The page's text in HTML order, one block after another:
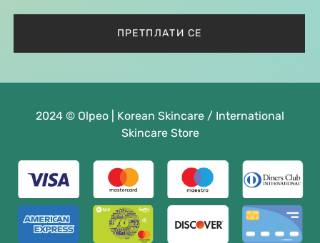
2024 © Olpeo | Korean Skincare / International
Skincare Store